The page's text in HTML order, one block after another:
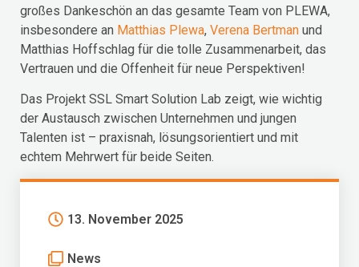
großes Dankeschön an das gesamte Team von PLEWA,
insbesondere an Matthias Plewa, Verena Bertman und
Matthias Hoffschlag für die tolle Zusammenarbeit, das
Vertrauen und die Offenheit für neue Perspektiven!
Das Projekt SSL Smart Solution Lab zeigt, wie wichtig
der Austausch zwischen Unternehmen und jungen
Talenten ist – praxisnah, lösungsorientiert und mit
echtem Mehrwert für beide Seiten.
13. November 2025
News